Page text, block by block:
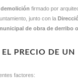
firmado por
junto con la
de obra de derribo
PRECIO DE
factores: